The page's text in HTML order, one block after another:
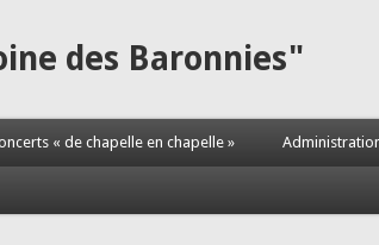
des Baronnies"
« de chapelle en chapelle »